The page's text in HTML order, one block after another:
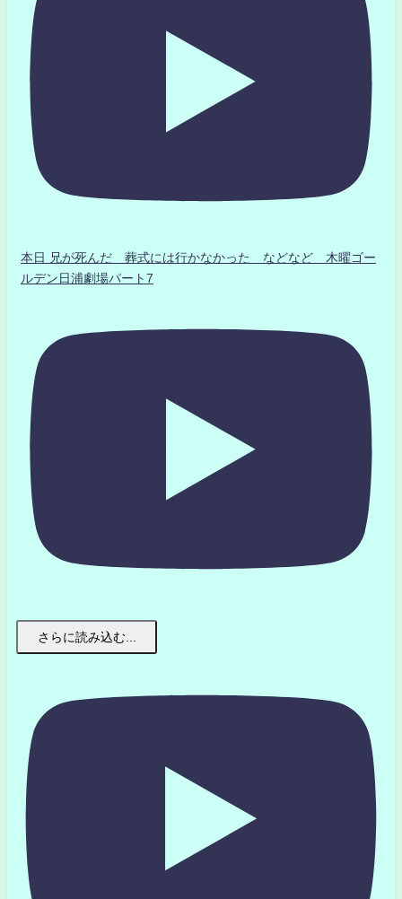
本日 兄が死んだ 葬式には行かなかった などなど 木曜ゴー
ルデン日浦劇場パート7
さらに読み込む...